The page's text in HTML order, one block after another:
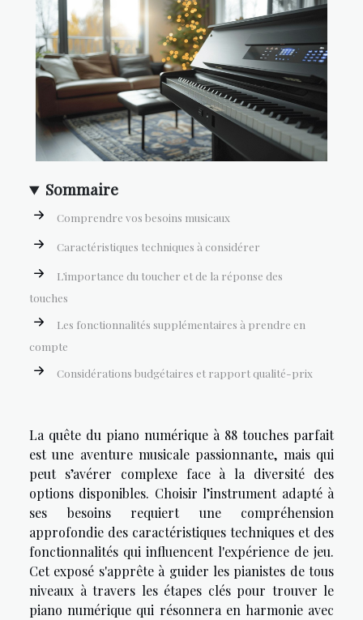
Sommaire
Comprendre vos besoins musicaux
Caractéristiques techniques à considérer
L’importance du toucher et de la réponse des
touches
Les fonctionnalités supplémentaires à prendre en
compte
Considérations budgétaires et rapport qualité-prix
La quête du piano numérique à 88 touches parfait
est une aventure musicale passionnante, mais qui
peut s’avérer complexe face à la diversité des
options disponibles. Choisir l’instrument adapté à
ses besoins requiert une compréhension
approfondie des caractéristiques techniques et des
fonctionnalités qui influencent l'expérience de jeu.
Cet exposé s'apprête à guider les pianistes de tous
niveaux à travers les étapes clés pour trouver le
piano numérique qui résonnera en harmonie avec